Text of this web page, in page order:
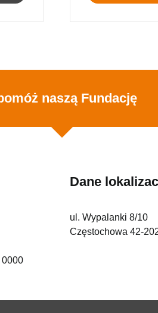
naszą Fundację
0000
Dane
ul. Wypalanki 8/10
Częstochowa 42-